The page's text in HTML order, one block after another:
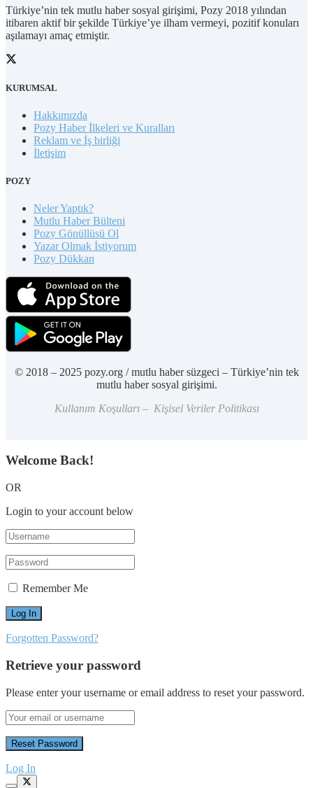
Türkiye’nin tek mutlu haber sosyal girişimi, Pozy 2018 yılından
itibaren aktif bir şekilde Türkiye’ye ilham vermeyi, pozitif konuları
aşılamayı amaç etmiştir.
KURUMSAL
Hakkımızda
Pozy Haber İlkeleri ve Kuralları
Reklam ve İş birliği
İletişim
POZY
Neler Yaptık?
Mutlu Haber Bülteni
Pozy Gönüllüsü Ol
Yazar Olmak İstiyorum
Pozy Dükkan
© 2018 – 2025 pozy.org / mutlu haber süzgeci – Türkiye’nin tek
mutlu haber sosyal girişimi.
Kullanım Koşulları – Kişisel Veriler Politikası
Welcome Back!
OR
Login to your account below
Remember Me
Forgotten Password?
Retrieve your password
Please enter your username or email address to reset your password.
Log In